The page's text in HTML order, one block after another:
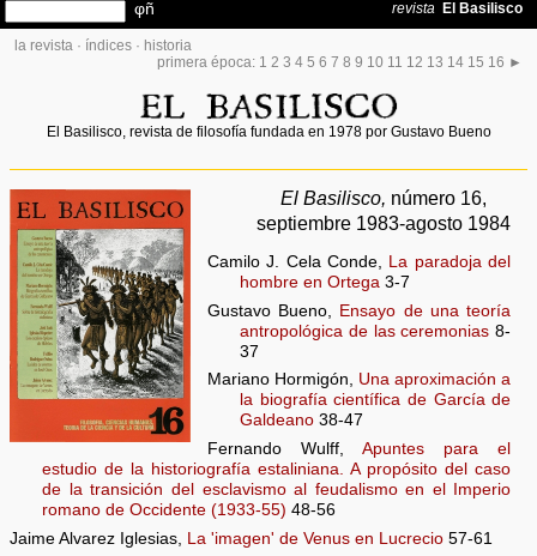
la revista · índices · historia
primera época: 1 2 3 4 5 6 7 8 9 10 11 12 13 14 15 16 ►
El Basilisco, revista de filosofía fundada en 1978 por Gustavo Bueno
El Basilisco, número 16,
septiembre 1983-agosto 1984
Camilo J. Cela Conde,
La paradoja del
hombre en Ortega 3-7
Gustavo Bueno, Ensayo de una teoría
antropológica de las ceremonias 8-
37
Mariano Hormigón, Una aproximación a
la biografía científica de García de
Galdeano 38-47
Fernando Wulff,Apuntes para el
estudio de la historiografía estaliniana. A propósito del caso
de la transición del esclavismo al feudalismo en el Imperio
romano de Occidente (1933-55) 48-56
Jaime Alvarez Iglesias, La 'imagen' de Venus en Lucrecio 57-61